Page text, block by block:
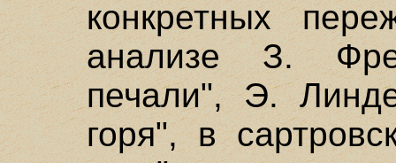
конкретных
анализе З.
печали", Э.
горя", в